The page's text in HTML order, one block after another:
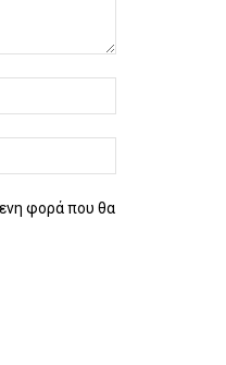
φορά που θα